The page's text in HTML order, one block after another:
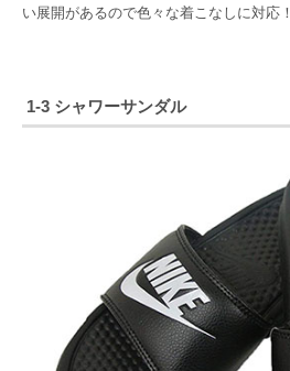
い展開があるので色々な着こなしに対応！
1-3 シャワーサンダル